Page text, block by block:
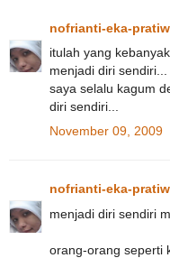
nofrianti-eka-
itulah yang
menjadi diri sendiri...
saya selalu kagum
diri sendiri...
November 09, 2009
nofrianti-eka-
menjadi diri sendiri
orang-orang seperti